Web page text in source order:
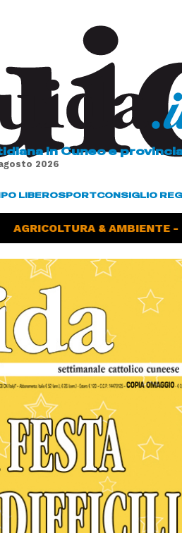
in Cuneo e
2026
LIBEROSPORTCONSIGLIO
AGRICOLTURA & AMBIENTE -